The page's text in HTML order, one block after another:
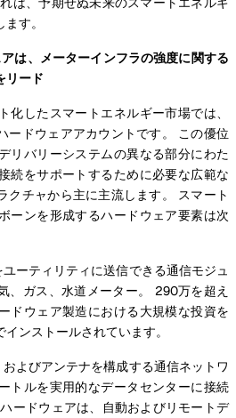
す。
は、メーターインフラの強度に関する
リード
化したスマートエネルギー市場では、
ードウェアアカウントです。 この優位
リバリーシステムの異なる部分にわた
続をサポートするために必要な広範な
クチャから主に主流します。 スマート
ーンを形成するハードウェア要素は次
ーティリティに送信できる通信モジュ
、ガス、水道メーター。 290万を超え
ドウェア製造における大規模な投資を
ンストールされています。
よびアンテナを構成する通信ネットワ
トルを実用的なデータセンターに接続
ードウェアは、自動およびリモートデ